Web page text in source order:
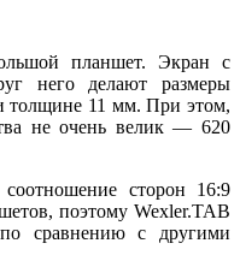
планшет. Экран с
него делают размеры
толщине 11 мм. При этом,
не очень велик — 620
сторон 16:9
поэтому Wexler.TAB
сравнению с другими